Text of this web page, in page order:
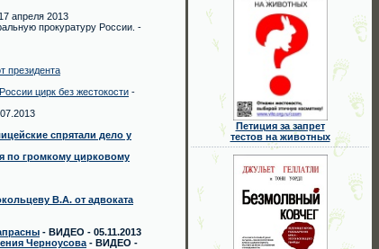
апреля 2013
прокуратуру России. -
президента
цирк без жестокости -
спрятали дело у
по громкому цирковому
В.А. от адвоката
- ВИДЕО - 05.11.2013
Черноусова - ВИДЕО -
Петиция за запрет
тестов на животных